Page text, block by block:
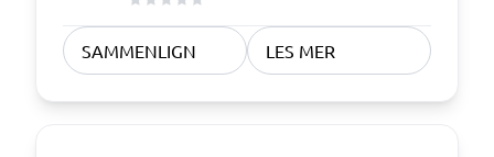
SAMMENLIGN LES MER